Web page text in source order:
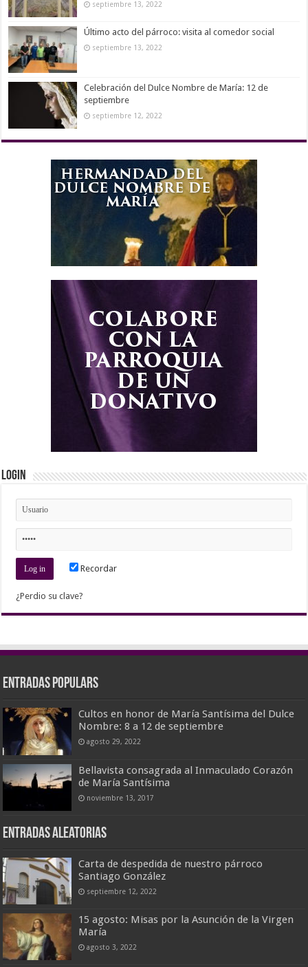
septiembre 13, 2022
Último acto del párroco: visita al comedor social
septiembre 13, 2022
Celebración del Dulce Nombre de María: 12 de
septiembre
septiembre 12, 2022
Login
Recordar
¿Perdio su clave?
Entradas populars
Cultos en honor de María Santísima del Dulce
Nombre: 8 a 12 de septiembre
agosto 29, 2022
Bellavista consagrada al Inmaculado Corazón
de María Santísima
noviembre 13, 2017
Entradas aleatorias
Carta de despedida de nuestro párroco
Santiago González
septiembre 12, 2022
15 agosto: Misas por la Asunción de la Virgen
María
agosto 3, 2022